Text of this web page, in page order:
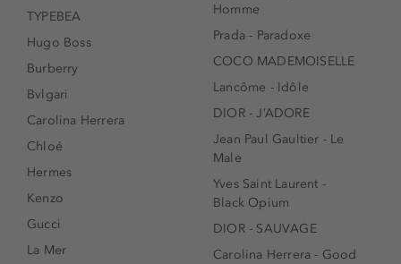
TYPEBEA
Hugo Boss
Burberry
Bvlgari
Carolina Herrera
Chloé
Hermes
Kenzo
Gucci
La Mer
Homme
Prada - Paradoxe
COCO MADEMOISELLE
Lancôme - Idôle
DIOR - J’ADORE
Jean Paul Gaultier - Le
Male
Yves Saint Laurent -
Black Opium
DIOR - SAUVAGE
Carolina Herrera - Good